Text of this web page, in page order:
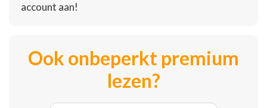
account aan!
Ook onbeperkt premium
lezen?